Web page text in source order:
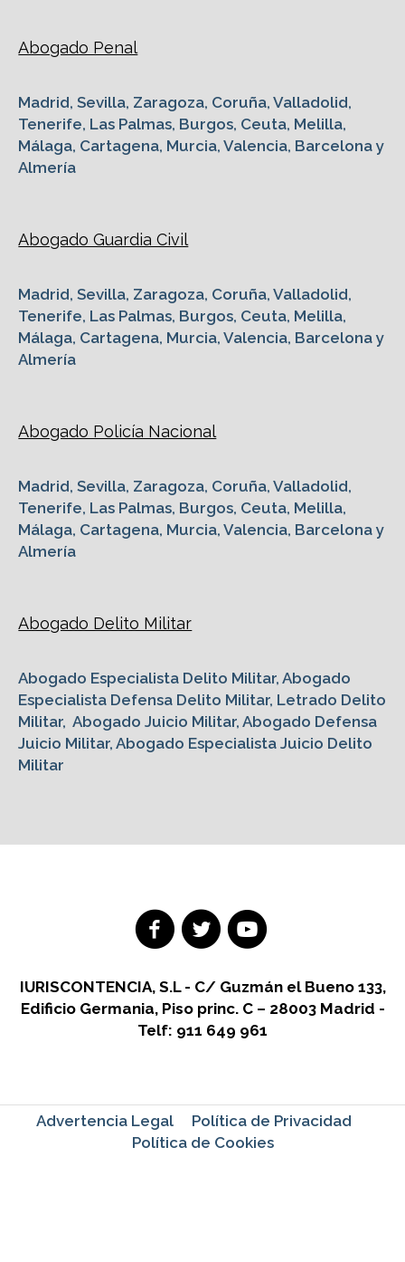
Abogado Penal
Madrid, Sevilla, Zaragoza, Coruña, Valladolid,
Tenerife, Las Palmas, Burgos, Ceuta, Melilla,
Málaga, Cartagena, Murcia, Valencia, Barcelona y
Almería
Abogado Guardia Civil
Madrid, Sevilla, Zaragoza, Coruña, Valladolid,
Tenerife, Las Palmas, Burgos, Ceuta, Melilla,
Málaga, Cartagena, Murcia, Valencia, Barcelona y
Almería
Abogado Policía Nacional
Madrid, Sevilla, Zaragoza, Coruña, Valladolid,
Tenerife, Las Palmas, Burgos, Ceuta, Melilla,
Málaga, Cartagena, Murcia, Valencia, Barcelona y
Almería
Abogado Delito Militar
Abogado Especialista Delito Militar, Abogado
Especialista Defensa Delito Militar, Letrado Delito
Militar, Abogado Juicio Militar, Abogado Defensa
Juicio Militar, Abogado Especialista Juicio Delito
Militar
IURISCONTENCIA, S.L - C/ Guzmán el Bueno 133,
Edificio Germania, Piso princ. C – 28003 Madrid -
Telf: 911 649 961
Advertencia Legal
Política de Privacidad
Política de Cookies